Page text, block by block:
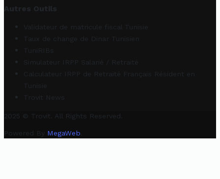
Autres Outils
Validateur de matricule fiscal Tunisie
Taux de change de Dinar Tunisien
TuniRIBs
Simulateur IRPP Salarié / Retraité
Calculateur IRPP de Retraité Français Résident en
Tunisie
Trovit News
2025 © Trovit. All Rights Reserved.
Powered By MegaWeb